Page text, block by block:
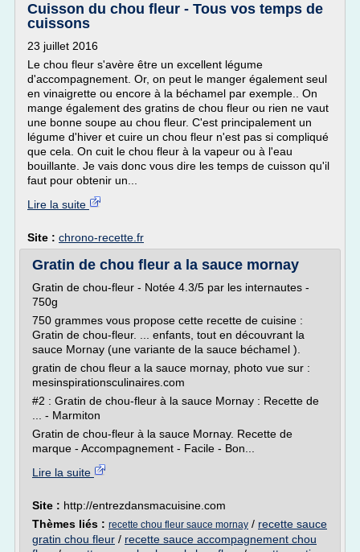
Cuisson du chou fleur - Tous vos temps de
cuissons
23 juillet 2016
Le chou fleur s'avère être un excellent légume
d'accompagnement. Or, on peut le manger également seul
en vinaigrette ou encore à la béchamel par exemple.. On
mange également des gratins de chou fleur ou rien ne vaut
une bonne soupe au chou fleur. C'est principalement un
légume d'hiver et cuire un chou fleur n'est pas si compliqué
que cela. On cuit le chou fleur à la vapeur ou à l'eau
bouillante. Je vais donc vous dire les temps de cuisson qu'il
faut pour obtenir un...
Lire la suite
Site : chrono-recette.fr
Gratin de chou fleur a la sauce mornay
Gratin de chou-fleur - Notée 4.3/5 par les internautes -
750g
750 grammes vous propose cette recette de cuisine :
Gratin de chou-fleur. ... enfants, tout en découvrant la
sauce Mornay (une variante de la sauce béchamel ).
gratin de chou fleur a la sauce mornay, photo vue sur :
mesinspirationsculinaires.com
#2 : Gratin de chou-fleur à la sauce Mornay : Recette de
... - Marmiton
Gratin de chou-fleur à la sauce Mornay. Recette de
marque - Accompagnement - Facile - Bon...
Lire la suite
Site : http://entrezdansmacuisine.com
Thèmes liés : recette chou fleur sauce mornay / recette sauce
gratin chou fleur / recette sauce accompagnement chou